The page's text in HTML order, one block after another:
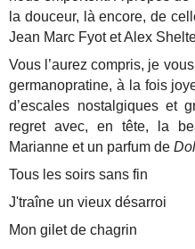
la douceur, là encore, de
Jean Marc Fyot et Alex
Vous l’aurez compris, je
germanopratine, à la fois
d’escales nostalgiques et
regret avec, en tête, la
Marianne et un parfum de
Tous les soirs sans fin
J'traîne un vieux désarroi
Mon gilet de chagrin